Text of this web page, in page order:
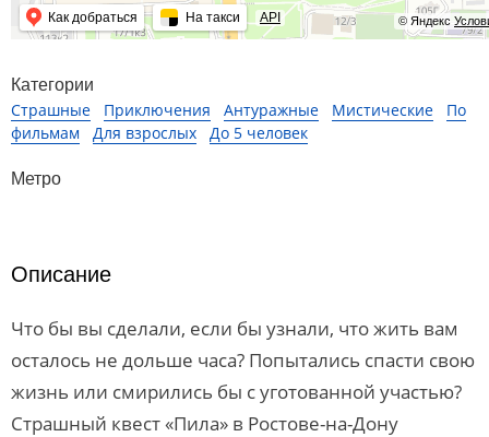
© Яндекс
Как добраться На такси API
Категории
Страшные Приключения Антуражные Мистические
По
фильмам
Для взрослых До 5 человек
Метро
Описание
Что бы вы сделали, если бы узнали, что жить вам
осталось не дольше часа? Попытались спасти свою
жизнь или смирились бы с уготованной участью?
Страшный квест «Пила» в Ростове-на-Дону